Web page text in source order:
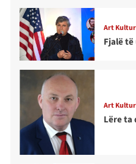
Art
Fjalë
Art
Lëre ta